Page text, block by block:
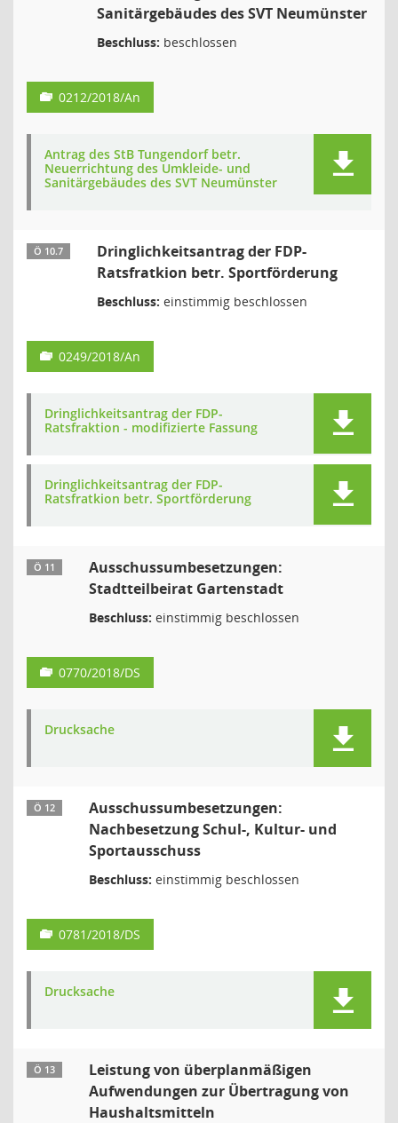
Sanitärgebäudes des SVT Neumünster
Beschluss: beschlossen
0212/2018/An
Antrag des StB Tungendorf betr.
Neuerrichtung des Umkleide- und
Sanitärgebäudes des SVT Neumünster
Ö 10.7
Dringlichkeitsantrag der FDP-
Ratsfratkion betr. Sportförderung
Beschluss: einstimmig beschlossen
0249/2018/An
Dringlichkeitsantrag der FDP-
Ratsfraktion - modifizierte Fassung
Dringlichkeitsantrag der FDP-
Ratsfratkion betr. Sportförderung
Ö 11
Ausschussumbesetzungen:
Stadtteilbeirat Gartenstadt
Beschluss: einstimmig beschlossen
0770/2018/DS
Drucksache
Ö 12
Ausschussumbesetzungen:
Nachbesetzung Schul-, Kultur- und
Sportausschuss
Beschluss: einstimmig beschlossen
0781/2018/DS
Drucksache
Ö 13
Leistung von überplanmäßigen
Aufwendungen zur Übertragung von
Haushaltsmitteln